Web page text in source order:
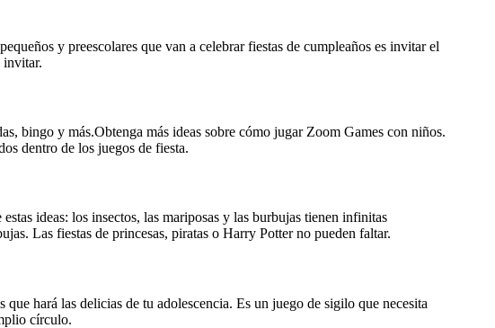
y preescolares que van a celebrar fiestas de cumpleaños es invitar el
invitar.
bingo y más.Obtenga más ideas sobre cómo jugar Zoom Games con niños.
dentro de los juegos de fiesta.
ideas: los insectos, las mariposas y las burbujas tienen infinitas
Las fiestas de princesas, piratas o Harry Potter no pueden faltar.
hará las delicias de tu adolescencia. Es un juego de sigilo que necesita
círculo.